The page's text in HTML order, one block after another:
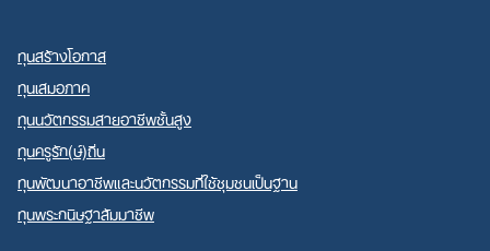
ทุนสร้างโอกาส
ทุนเสมอภาค
ทุนนวัตกรรมสายอาชีพชั้นสูง
ทุนครูรัก(ษ์)ถิ่น
ทุนพัฒนาอาชีพและนวัตกรรมที่ใช้ชุมชนเป็นฐาน
ทุนพระกนิษฐาสัมมาชีพ